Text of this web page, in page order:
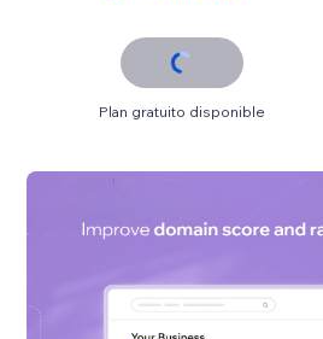
Plan gratuito disponible